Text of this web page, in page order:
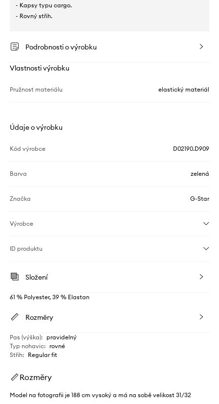
- Kapsy typu cargo.
- Rovný střih.
Podrobnosti o výrobku
Vlastnosti výrobku
Pružnost materiálu elastický materiál
Údaje o výrobku
Kód výrobce D02190.D909
Barva zelená
Značka G-Star
Výrobce
ID produktu
Složení
61 % Polyester, 39 % Elastan
Rozměry
Pas (výška): pravidelný
Typ nohavic: rovné
Střih: Regular fit
Rozměry
Model na fotografii je 188 cm vysoký a má na sobě velikost 31/32